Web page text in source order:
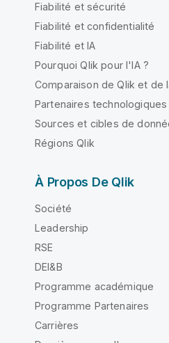
Fiabilité et sécurité
Fiabilité et confidentialité
Fiabilité et IA
Pourquoi Qlik pour l'IA ?
Comparaison de Qlik et de
Partenaires technologiques
Sources et cibles de
Régions Qlik
À Propos De Qlik
Société
Leadership
RSE
DEI&B
Programme académique
Programme Partenaires
Carrières